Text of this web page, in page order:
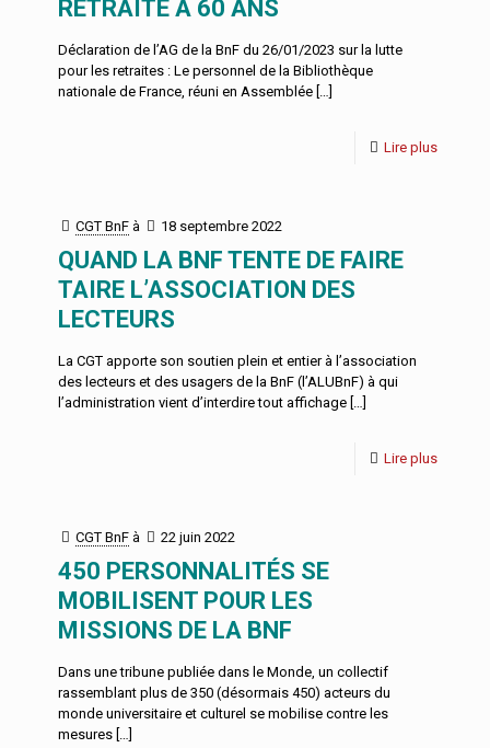
RETRAITE A 60 ANS
Déclaration de l’AG de la BnF du 26/01/2023 sur la lutte
pour les retraites : Le personnel de la Bibliothèque
nationale de France, réuni en Assemblée […]
Lire plus
CGT BnF à 18 septembre 2022
QUAND LA BNF TENTE DE FAIRE
TAIRE L’ASSOCIATION DES
LECTEURS
La CGT apporte son soutien plein et entier à l’association
des lecteurs et des usagers de la BnF (l’ALUBnF) à qui
l’administration vient d’interdire tout affichage […]
Lire plus
CGT BnF à 22 juin 2022
450 PERSONNALITÉS SE
MOBILISENT POUR LES
MISSIONS DE LA BNF
Dans une tribune publiée dans le Monde, un collectif
rassemblant plus de 350 (désormais 450) acteurs du
monde universitaire et culturel se mobilise contre les
mesures […]